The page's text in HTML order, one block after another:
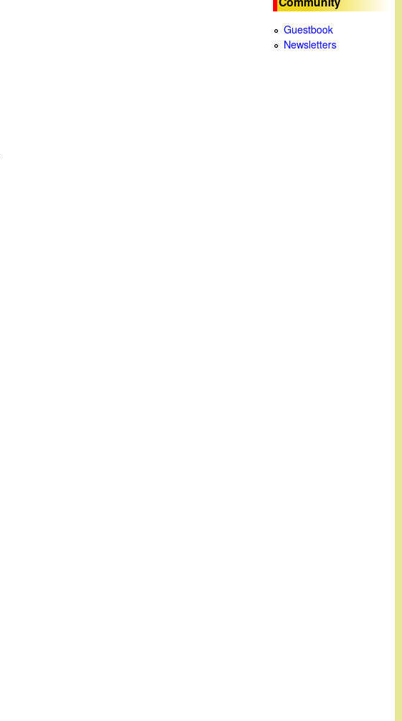
Guestbook
Newsletters